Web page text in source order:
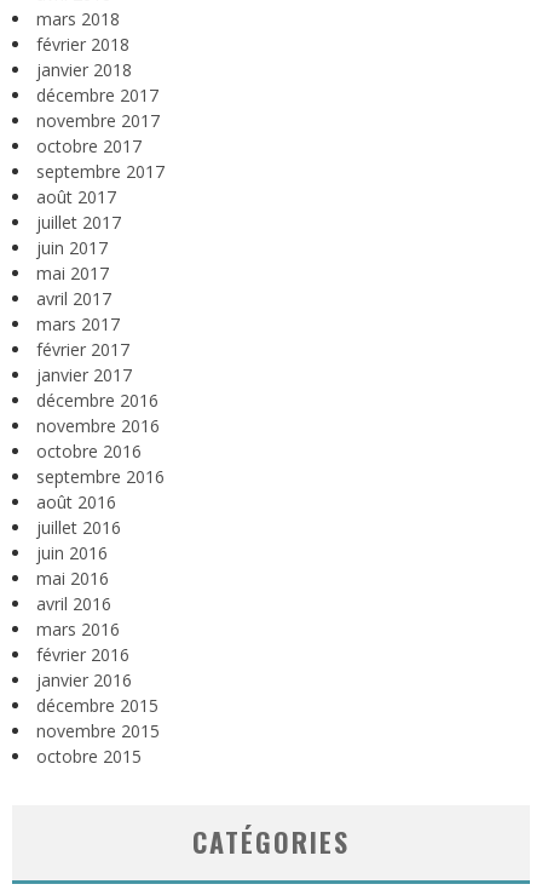
mars 2018
février 2018
janvier 2018
décembre 2017
novembre 2017
octobre 2017
septembre 2017
août 2017
juillet 2017
juin 2017
mai 2017
avril 2017
mars 2017
février 2017
janvier 2017
décembre 2016
novembre 2016
octobre 2016
septembre 2016
août 2016
juillet 2016
juin 2016
mai 2016
avril 2016
mars 2016
février 2016
janvier 2016
décembre 2015
novembre 2015
octobre 2015
CATÉGORIES